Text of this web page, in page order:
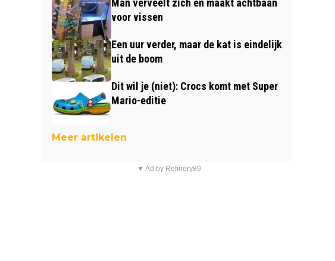
Man verveelt zich en maakt achtbaan
voor vissen
Een uur verder, maar de kat is eindelijk
uit de boom
Dit wil je (niet): Crocs komt met Super
Mario-editie
Meer artikelen
▼ Ad by Refinery89